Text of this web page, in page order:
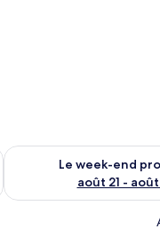
août 14 - août 16
Le week-end
août 21 -
Vérifier la disponibilité